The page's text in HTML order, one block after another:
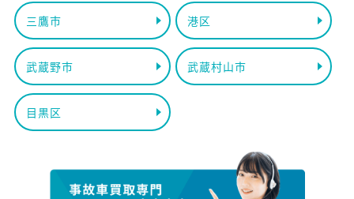
三鷹市 港区
武蔵野市 武蔵村山市
目黒区